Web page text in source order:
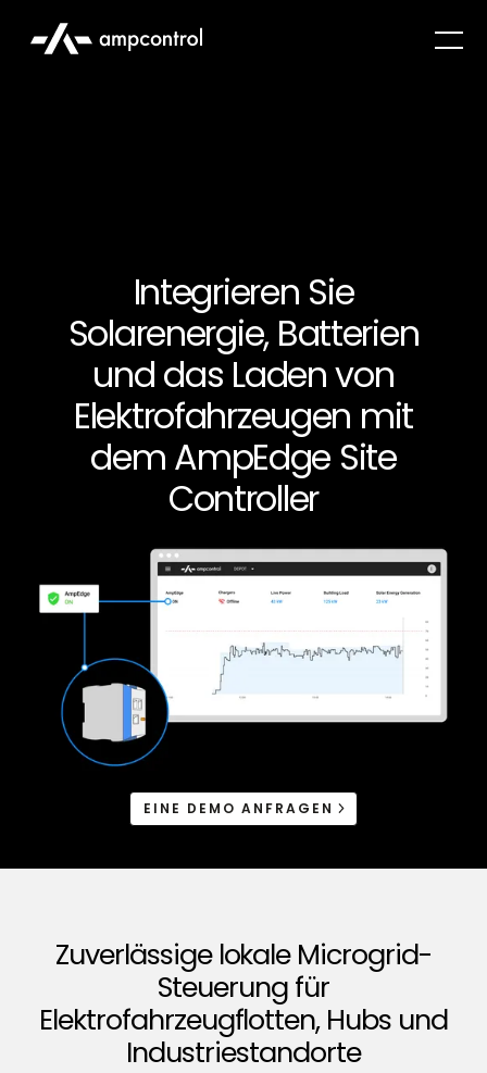
Integrieren Sie
Solarenergie, Batterien
und das Laden von
Elektrofahrzeugen mit
dem AmpEdge Site
Controller
EINE DEMO ANFRAGEN
Zuverlässige lokale Microgrid-
Steuerung für
Elektrofahrzeugflotten, Hubs und
Industriestandorte